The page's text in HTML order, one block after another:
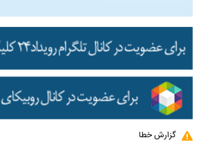
گزارش خطا